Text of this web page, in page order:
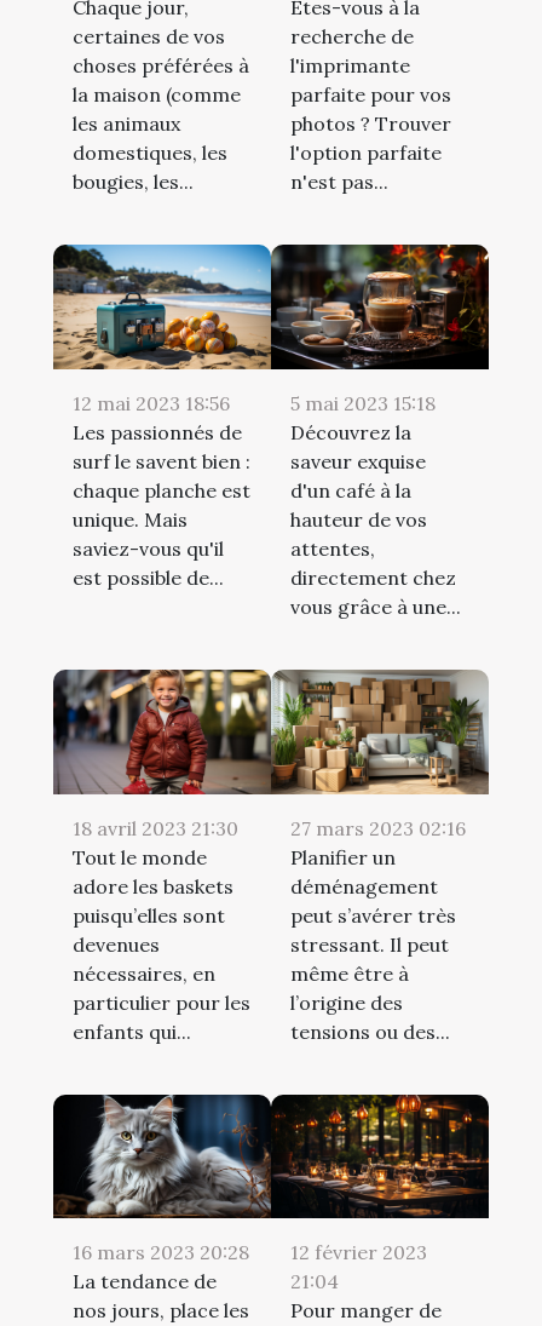
Chaque jour,
certaines de vos
choses préférées à
la maison (comme
les animaux
domestiques, les
bougies, les...
Êtes-vous à la
recherche de
l'imprimante
parfaite pour vos
photos ? Trouver
l'option parfaite
n'est pas...
12 mai 2023 18:56
Les passionnés de
surf le savent bien :
chaque planche est
unique. Mais
saviez-vous qu'il
est possible de...
5 mai 2023 15:18
Découvrez la
saveur exquise
d'un café à la
hauteur de vos
attentes,
directement chez
vous grâce à une...
18 avril 2023 21:30
Tout le monde
adore les baskets
puisqu’elles sont
devenues
nécessaires, en
particulier pour les
enfants qui...
27 mars 2023 02:16
Planifier un
déménagement
peut s’avérer très
stressant. Il peut
même être à
l’origine des
tensions ou des...
16 mars 2023 20:28
La tendance de
nos jours, place les
12 février 2023
21:04
Pour manger de